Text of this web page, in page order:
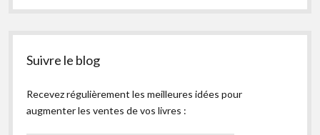
Suivre le blog
Recevez régulièrement les meilleures idées pour
augmenter les ventes de vos livres :